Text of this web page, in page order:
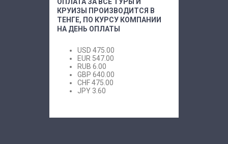
КРУИЗЫ ПРОИЗВОДИТСЯ В
ТЕНГЕ, ПО КУРСУ КОМПАНИИ
НА ДЕНЬ ОПЛАТЫ
USD 475.00
EUR 547.00
RUB 6.00
GBP 640.00
CHF475.00
JPY 3.60